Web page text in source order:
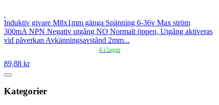
Induktiv givare M8x1mm gänga Spänning 6-36v Max ström
300mA NPN Negativ utgång NO Normalt öppen, Utgång aktiveras
vid påverkan Avkänningsavstånd 2mm...
4 i lager
89,88 kr
Kategorier